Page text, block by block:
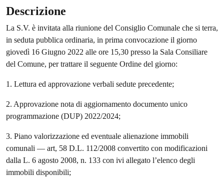
Descrizione
La S.V. è invitata alla riunione del Consiglio Comunale che si terra,
in seduta pubblica ordinaria, in prima convocazione il giorno
giovedì 16 Giugno 2022 alle ore 15,30 presso la Sala Consiliare
del Comune, per trattare il seguente Ordine del giorno:
1. Lettura ed approvazione verbali sedute precedente;
2. Approvazione nota di aggiornamento documento unico
programmazione (DUP) 2022/2024;
3. Piano valorizzazione ed eventuale alienazione immobili
comunali — art, 58 D.L. 112/2008 convertito con modificazioni
dalla L. 6 agosto 2008, n. 133 con ivi allegato l’elenco degli
immobili disponibili;